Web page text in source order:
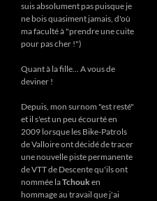
suis absolument pas puisque je
ne bois quasiment jamais, d'où
ma faculté à "prendre une cuite
pour pas cher !")
Quant à la fille... A vous de
deviner !
Depuis, mon surnom "est resté"
et il s'est un peu écourté en
2009 lorsque les Bike-Patrols
de Valloire ont décidé de tracer
une nouvelle piste permanente
de VTT de Descente qu'ils ont
nommée laTchouken
hommage au travail que j'ai